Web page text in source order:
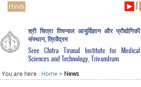
Hindi
श्री चित्रा तिरुनाल आयुर्विज्ञान और प्रौद्योगिकी
संस्थान, त्रिवेंद्रम
Sree Chitra Tirunal Institute for Medical
Sciences and Technology, Trivandrum
You are here : Home > News